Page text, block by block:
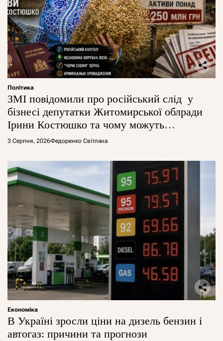
Політика
ЗМІ повідомили про російський слід у
бізнесі депутатки Житомирської облради
Ірини Костюшко та чому можуть
арештувати її активи
3 Серпня, 2026Федоренко Світлана
Економіка
В Україні зросли ціни на дизель бензин і
автогаз: причини та прогнози